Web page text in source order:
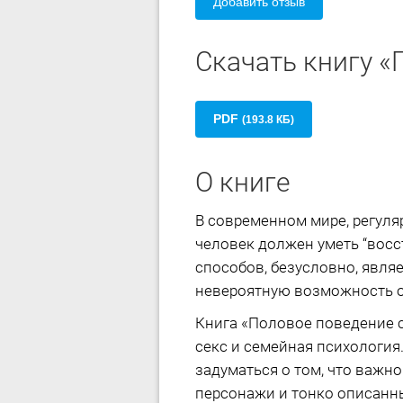
Скачать книгу
PDF (193.8 КБ)
О книге
В современном мире,
человек должен уметь
способов, безусловно,
невероятную возможность
Книга «Половое поведение
секс и семейная
задуматься о том, что
персонажи и тонко